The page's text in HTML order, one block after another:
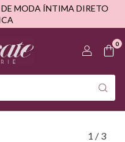
MODA ÍNTIMA DIRETO
0
1 / 3